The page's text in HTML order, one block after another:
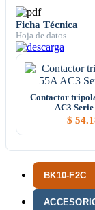
BK10-F2C
Ficha Técnica
Hoja de datos
Contactor
AC3
$